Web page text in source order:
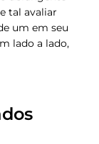
tal avaliar
um em seu
lado a lado,